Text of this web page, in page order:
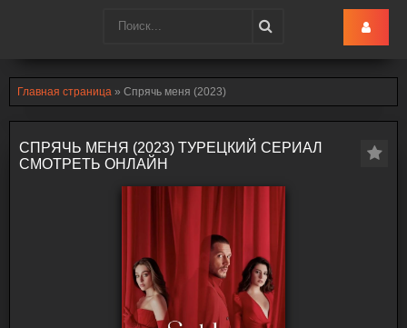
Главная страница » Спрячь меня (2023)
СПРЯЧЬ МЕНЯ (2023) ТУРЕЦКИЙ СЕРИАЛ
СМОТРЕТЬ ОНЛАЙН
Turk-Ru.lol